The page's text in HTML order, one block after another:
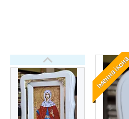
Іменна